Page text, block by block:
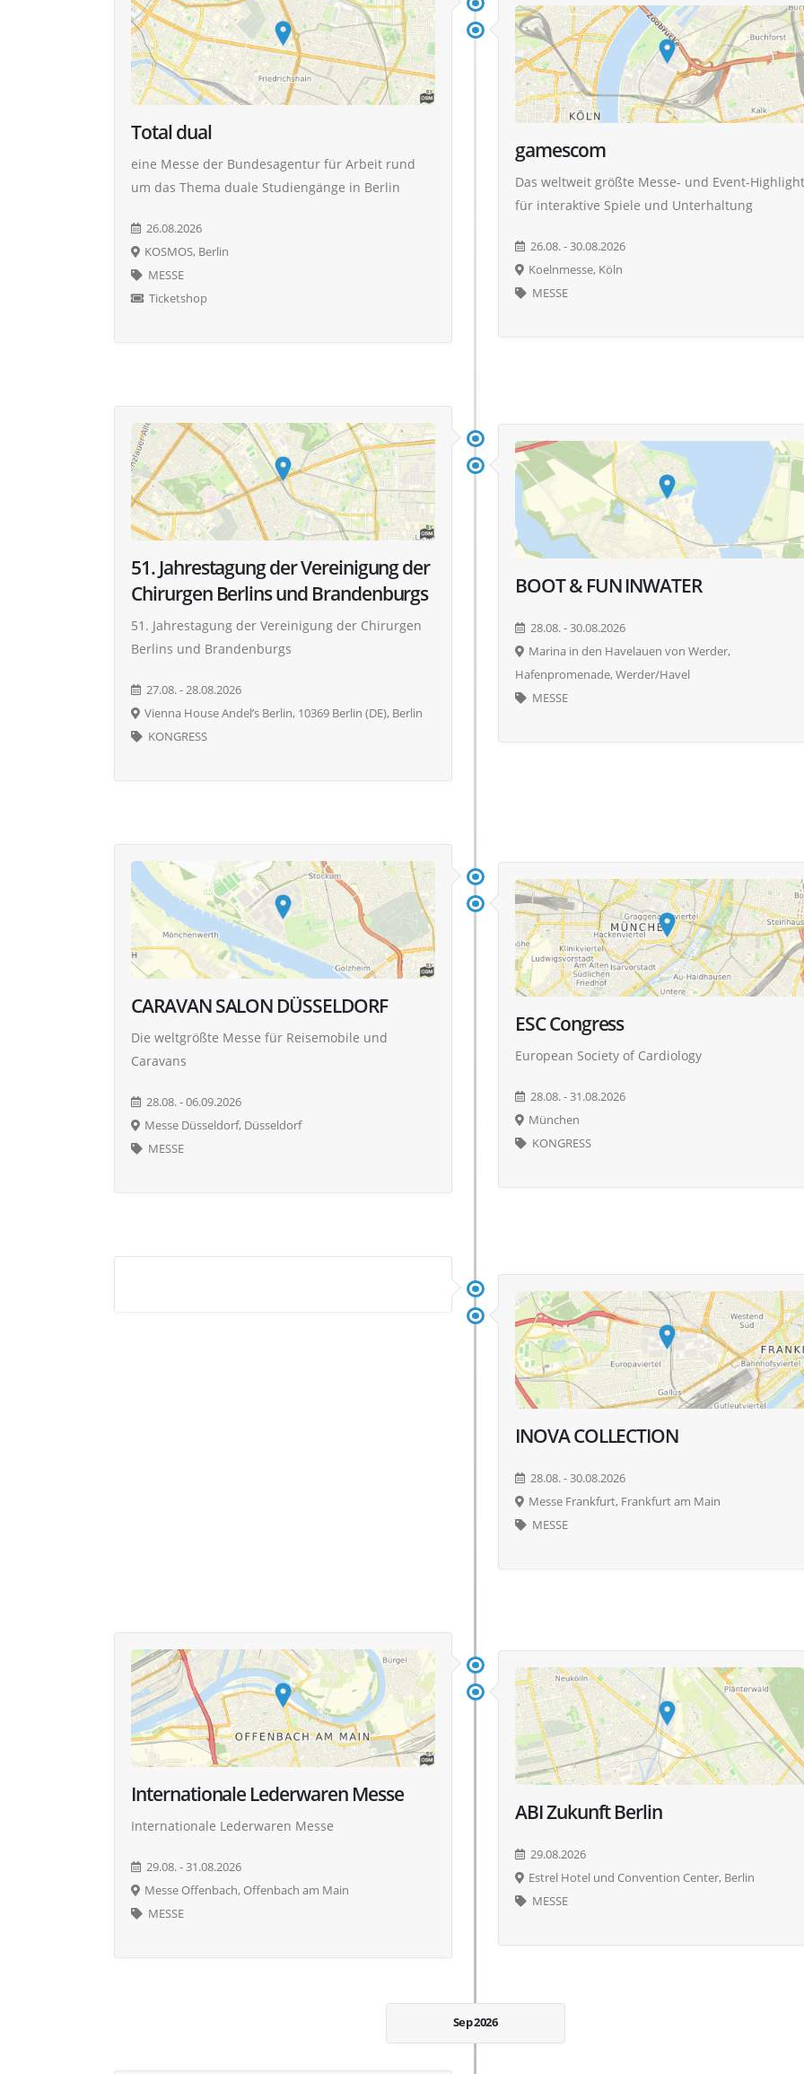
Total dual
eine Messe der Bundesagentur für Arbeit rund
um das Thema duale Studiengänge in Berlin
26.08.2026
KOSMOS, Berlin
MESSE
Ticketshop
gamescom
Das weltweit größte Messe- und Event-Highlight
für interaktive Spiele und Unterhaltung
26.08. - 30.08.2026
Koelnmesse, Köln
MESSE
51. Jahrestagung der Vereinigung der
Chirurgen Berlins und Brandenburgs
51. Jahrestagung der Vereinigung der Chirurgen
Berlins und Brandenburgs
27.08. - 28.08.2026
Vienna House Andel’s Berlin, 10369 Berlin (DE), Berlin
KONGRESS
BOOT & FUN INWATER
28.08. - 30.08.2026
Marina in den Havelauen von Werder,
Hafenpromenade, Werder/Havel
MESSE
CARAVAN SALON DÜSSELDORF
Die weltgrößte Messe für Reisemobile und
Caravans
28.08. - 06.09.2026
Messe Düsseldorf, Düsseldorf
MESSE
ESC Congress
European Society of Cardiology
28.08. - 31.08.2026
München
KONGRESS
INOVA COLLECTION
28.08. - 30.08.2026
Messe Frankfurt, Frankfurt am Main
MESSE
Internationale Lederwaren Messe
Internationale Lederwaren Messe
29.08. - 31.08.2026
Messe Offenbach, Offenbach am Main
MESSE
ABI Zukunft Berlin
29.08.2026
Estrel Hotel und Convention Center, Berlin
MESSE
Sep 2026